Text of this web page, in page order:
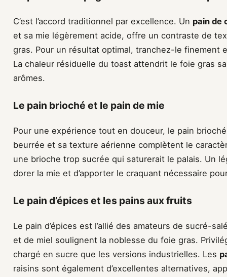
C’est l’accord traditionnel par excellence. Un pain de
et sa mie légèrement acide, offre un contraste de
gras. Pour un résultat optimal, tranchez-le finement
La chaleur résiduelle du toast attendrit le foie gras
arômes.
Le pain brioché et le pain de mie
Pour une expérience tout en douceur, le pain
beurrée et sa texture aérienne complètent le
une brioche trop sucrée qui saturerait le palais. Un
dorer la mie et d’apporter le craquant nécessaire
Le pain d’épices et les pains aux fruits
Le pain d’épices est l’allié des amateurs de sucré-
et de miel soulignent la noblesse du foie gras.
chargé en sucre que les versions industrielles. Les
raisins sont également d’excellentes alternatives,